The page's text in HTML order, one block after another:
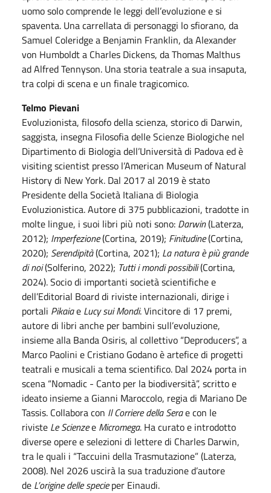
uomo solo comprende le leggi dell’evoluzione e si
spaventa. Una carrellata di personaggi lo sfiorano, da
Samuel Coleridge a Benjamin Franklin, da Alexander
von Humboldt a Charles Dickens, da Thomas Malthus
ad Alfred Tennyson. Una storia teatrale a sua insaputa,
tra colpi di scena e un finale tragicomico.
Telmo Pievani
Evoluzionista, filosofo della scienza, storico di Darwin,
saggista, insegna Filosofia delle Scienze Biologiche nel
Dipartimento di Biologia dell’Università di Padova ed è
visiting scientist presso l’American Museum of Natural
History di New York. Dal 2017 al 2019 è stato
Presidente della Società Italiana di Biologia
Evoluzionistica. Autore di 375 pubblicazioni, tradotte in
molte lingue, i suoi libri più noti sono: Darwin(Laterza,
2012); Imperfezione(Cortina, 2019); Finitudine(Cortina,
2020); Serendipità(Cortina, 2021); La natura è più grande
di noi(Solferino, 2022); Tutti i mondi possibili(Cortina,
2024). Socio di importanti società scientifiche e
dell’Editorial Board di riviste internazionali, dirige i
portali Pikaiae Lucy sui Mondi. Vincitore di 17 premi,
autore di libri anche per bambini sull’evoluzione,
insieme alla Banda Osiris, al collettivo “Deproducers”, a
Marco Paolini e Cristiano Godano è artefice di progetti
teatrali e musicali a tema scientifico. Dal 2024 porta in
scena “Nomadic - Canto per la biodiversità”, scritto e
ideato insieme a Gianni Maroccolo, regia di Mariano De
Tassis. Collabora con Il Corriere della Serae con le
riviste Le Scienzee Micromega. Ha curato e introdotto
diverse opere e selezioni di lettere di Charles Darwin,
tra le quali i “Taccuini della Trasmutazione” (Laterza,
2008). Nel 2026 uscirà la sua traduzione d’autore
de L’origine delle specieper Einaudi.